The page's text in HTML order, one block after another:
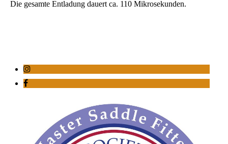
Die gesamte Entladung dauert ca. 110 Mikrosekunden.